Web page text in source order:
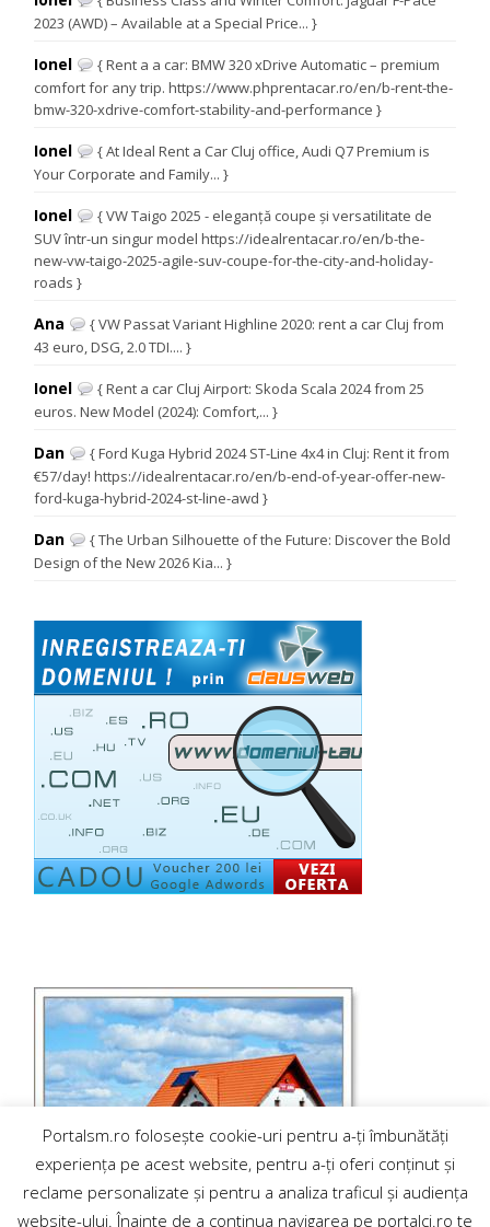
2023 (AWD) – Available at a Special Price... }
Ionel
{ Rent a a car: BMW 320 xDrive Automatic – premium
comfort for any trip. https://www.phprentacar.ro/en/b-rent-the-
bmw-320-xdrive-comfort-stability-and-performance }
Ionel
{ At Ideal Rent a Car Cluj office, Audi Q7 Premium is
Your Corporate and Family... }
Ionel
{ VW Taigo 2025 - eleganță coupe și versatilitate de
SUV într-un singur model https://idealrentacar.ro/en/b-the-
new-vw-taigo-2025-agile-suv-coupe-for-the-city-and-holiday-
roads }
Ana
{ VW Passat Variant Highline 2020: rent a car Cluj from
43 euro, DSG, 2.0 TDI.... }
Ionel
{ Rent a car Cluj Airport: Skoda Scala 2024 from 25
euros. New Model (2024): Comfort,... }
Dan
{ Ford Kuga Hybrid 2024 ST-Line 4x4 in Cluj: Rent it from
€57/day! https://idealrentacar.ro/en/b-end-of-year-offer-new-
ford-kuga-hybrid-2024-st-line-awd }
Dan
{ The Urban Silhouette of the Future: Discover the Bold
Design of the New 2026 Kia... }
Portalsm.ro folosește cookie-uri pentru a-ți îmbunătăți
experiența pe acest website, pentru a-ți oferi conținut și
reclame personalizate și pentru a analiza traficul și audiența
website-ului. Înainte de a continua navigarea pe portalcj.ro te